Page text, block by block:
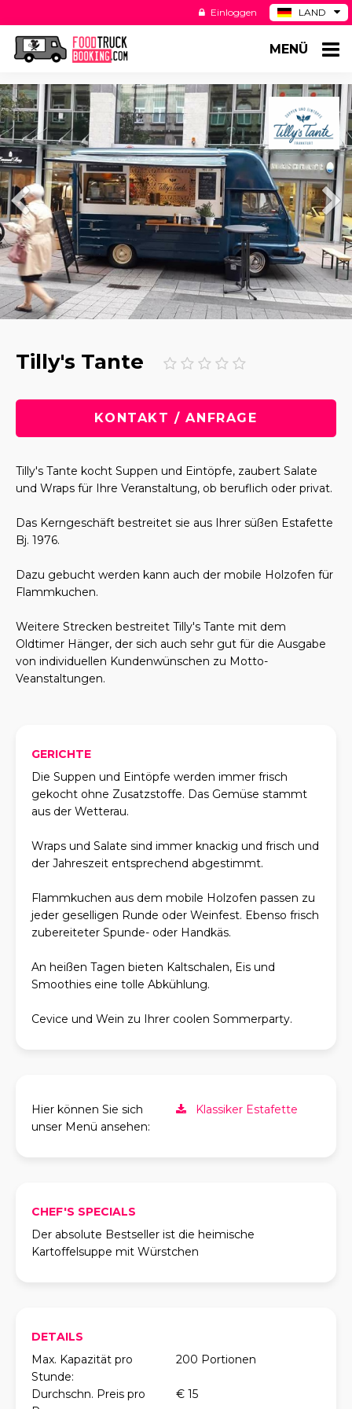
LAND
ES
US
Einloggen
MENÜ
Tilly's Tante
KONTAKT / ANFRAGE
Tilly's Tante kocht Suppen und Eintöpfe, zaubert Salate
und Wraps für Ihre Veranstaltung, ob beruflich oder privat.
Das Kerngeschäft bestreitet sie aus Ihrer süßen Estafette
Bj. 1976.
Dazu gebucht werden kann auch der mobile Holzofen für
Flammkuchen.
Weitere Strecken bestreitet Tilly's Tante mit dem
Oldtimer Hänger, der sich auch sehr gut für die Ausgabe
von individuellen Kundenwünschen zu Motto-
Veanstaltungen.
GERICHTE
Die Suppen und Eintöpfe werden immer frisch
gekocht ohne Zusatzstoffe. Das Gemüse stammt
aus der Wetterau.
Wraps und Salate sind immer knackig und frisch und
der Jahreszeit entsprechend abgestimmt.
Flammkuchen aus dem mobile Holzofen passen zu
jeder geselligen Runde oder Weinfest. Ebenso frisch
zubereiteter Spunde- oder Handkäs.
An heißen Tagen bieten Kaltschalen, Eis und
Smoothies eine tolle Abkühlung.
Cevice und Wein zu Ihrer coolen Sommerparty.
Hier können Sie sich
unser Menü ansehen:
Klassiker Estafette
CHEF'S SPECIALS
Der absolute Bestseller ist die heimische
Kartoffelsuppe mit Würstchen
DETAILS
Max. Kapazität pro
Stunde:
200 Portionen
Durchschn. Preis pro
€ 15